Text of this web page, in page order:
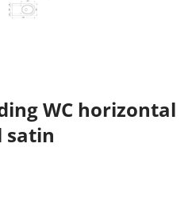
satin